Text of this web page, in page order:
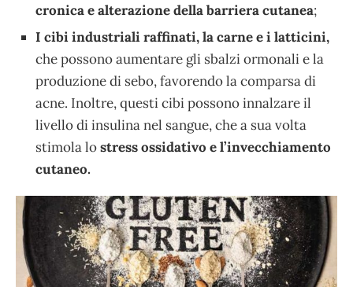
cronica e alterazione della barriera cutanea;
I cibi industriali raffinati, la carne e i latticini,
che possono aumentare gli sbalzi ormonali e la
produzione di sebo, favorendo la comparsa di
acne. Inoltre, questi cibi possono innalzare il
livello di insulina nel sangue, che a sua volta
stimola lostress ossidativo e l’invecchiamento
cutaneo.